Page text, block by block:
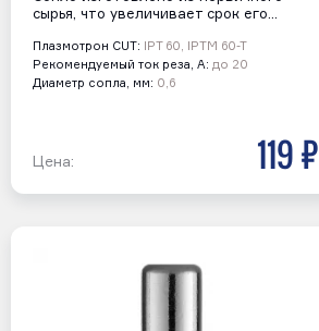
сырья, что увеличивает срок его…
Плазмотрон CUT: IPT 60, IPTM 60-T
Рекомендуемый ток реза, А: до 20
Диаметр сопла, мм: 0,6
Цена: 119 р